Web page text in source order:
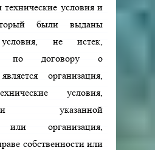
условия и
были выданы
условия, не истек,
по договору о
организация,
условия,
указанной
или организация,
собственности или